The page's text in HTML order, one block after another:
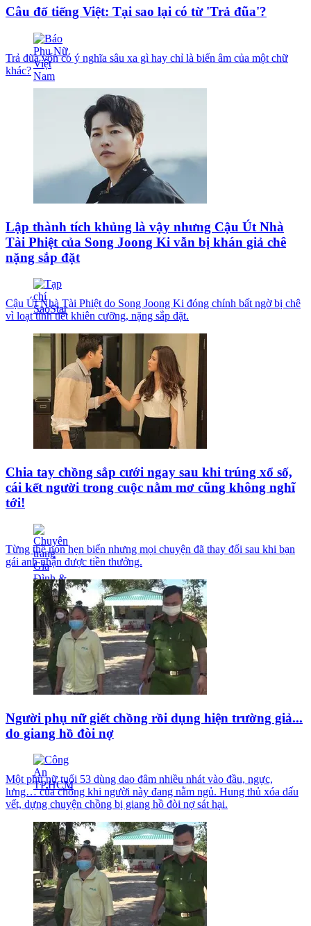
Câu đố tiếng Việt: Tại sao lại có từ 'Trả đũa'?
Trả đũa vốn có ý nghĩa sâu xa gì hay chỉ là biến âm của một chữ
khác?
Lập thành tích khủng là vậy nhưng Cậu Út Nhà
Tài Phiệt của Song Joong Ki vẫn bị khán giả chê
nặng sắp đặt
Cậu Út Nhà Tài Phiệt do Song Joong Ki đóng chính bất ngờ bị chê
vì loạt tình tiết khiên cưỡng, nặng sắp đặt.
Chia tay chồng sắp cưới ngay sau khi trúng xổ số,
cái kết người trong cuộc nằm mơ cũng không nghĩ
tới!
Từng thề non hẹn biển nhưng mọi chuyện đã thay đổi sau khi bạn
gái anh nhận được tiền thưởng.
Người phụ nữ giết chồng rồi dụng hiện trường giả...
do giang hồ đòi nợ
Một phụ nữ tuổi 53 dùng dao đâm nhiều nhát vào đầu, ngực,
lưng… của chồng khi người này đang nằm ngủ. Hung thủ xóa dấu
vết, dựng chuyện chồng bị giang hồ đòi nợ sát hại.